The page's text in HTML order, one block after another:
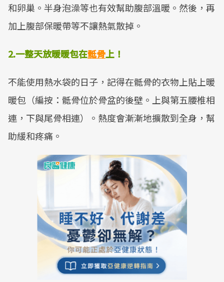
和卵巢。半身泡澡等也有效幫助腹部溫暖。然後，再
加上腹部保暖帶等不讓熱氣散掉。
2.一整天放暖暖包在骶骨上！
不能使用熱水袋的日子，記得在骶骨的衣物上貼上暖
暖包（編按：骶骨位於骨盆的後壁。上與第五腰椎相
連，下與尾骨相連）。熱度會漸漸地擴散到全身，幫
助緩和疼痛。